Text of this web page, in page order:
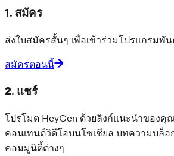
1. สมัคร
ส่งใบสมัครสั้นๆ เพื่อเข้าร่วมโปรแกรมพั
สมัครตอนนี้
2. แชร์
โปรโมต HeyGen ด้วยลิงก์แนะนำของคุ
คอนเทนต์วิดีโอบนโซเชียล บทความบล็อ
คอมมูนิตี้ต่างๆ